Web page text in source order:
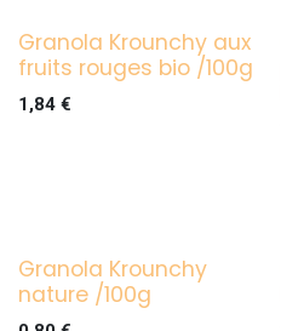
Granola Krounchy aux
fruits rouges bio /100g
1,84 €
Granola Krounchy
nature /100g